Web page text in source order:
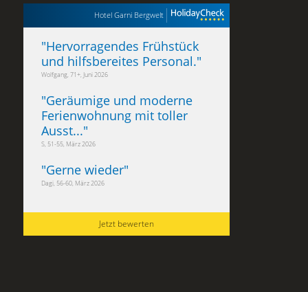
Hotel Garni Bergwelt
"Hervorragendes Frühstück
und hilfsbereites Personal."
Wolfgang, 71+, Juni 2026
"Geräumige und moderne
Ferienwohnung mit toller
Ausst..."
S, 51-55, März 2026
"Gerne wieder"
Dagi, 56-60, März 2026
Jetzt bewerten